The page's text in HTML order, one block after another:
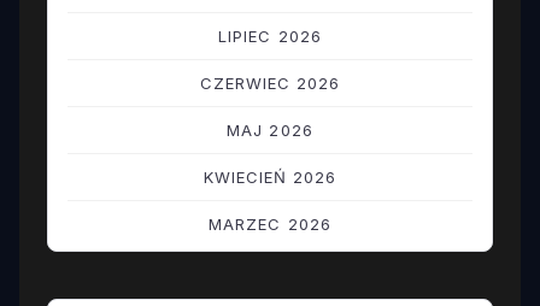
LIPIEC 2026
CZERWIEC 2026
MAJ 2026
KWIECIEŃ 2026
MARZEC 2026